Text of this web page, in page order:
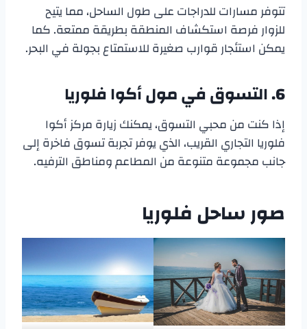
تتوفر مسارات للدراجات على طول الساحل، مما يتيح
للزوار فرصة استكشاف المنطقة بطريقة ممتعة. كما
يمكن استئجار قوارب صغيرة للاستمتاع بجولة في البحر.
6. التسوق في مول أكوا فلوريا
إذا كنت من محبي التسوق، يمكنك زيارة مركز أكوا
فلوريا التجاري القريب، الذي يوفر تجربة تسوق فاخرة إلى
جانب مجموعة متنوعة من المطاعم ومناطق الترفيه.
صور ساحل فلوريا